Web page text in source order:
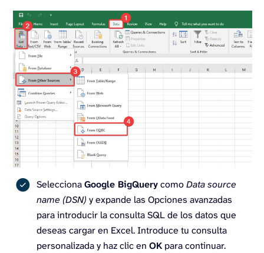
SeleccionaGoogle BigQuerycomoData source
name (DSN) y expande las Opciones avanzadas
para introducir la consulta SQL de los datos que
deseas cargar en Excel. Introduce tu consulta
personalizada y haz clic en OK para continuar.